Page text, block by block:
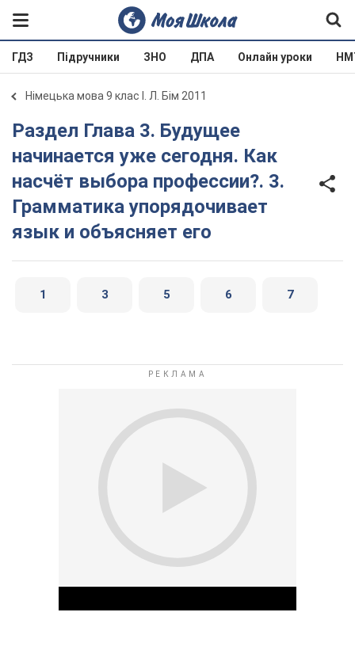
ГДЗ Підручники ЗНО ДПА Онлайн уроки
Німецька мова 9 клас І. Л. Бім 2011
Раздел Глава 3. Будущее
начинается уже сегодня. Как
насчёт выбора профессии?. 3.
Грамматика упорядочивает
язык и объясняет его
1 3 5 6 7